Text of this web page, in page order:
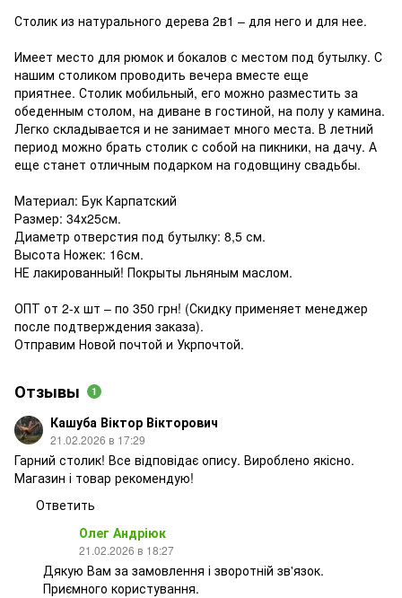
Столик из натурального дерева 2в1 – для него и для нее.
Имеет место для рюмок и бокалов с местом под бутылку. С
нашим столиком проводить вечера вместе еще
приятнее. Столик мобильный, его можно разместить за
обеденным столом, на диване в гостиной, на полу у камина.
Легко складывается и не занимает много места. В летний
период можно брать столик с собой на пикники, на дачу. А
еще станет отличным подарком на годовщину свадьбы.
Материал: Бук Карпатский
Размер: 34х25см.
Диаметр отверстия под бутылку: 8,5 см.
Высота Ножек: 16см.
НЕ лакированный! Покрыты льняным маслом.
ОПТ от 2-х шт – по 350 грн! (Скидку применяет менеджер
после подтверждения заказа).
Отправим Новой почтой и Укрпочтой.
Отзывы 1
Кашуба Віктор Вікторович
21.02.2026 в 17:29
Гарний столик! Все відповідає опису. Вироблено якісно.
Магазин і товар рекомендую!
Ответить
Олег Андріюк
21.02.2026 в 18:27
Дякую Вам за замовлення і зворотній зв'язок.
Приємного користування.